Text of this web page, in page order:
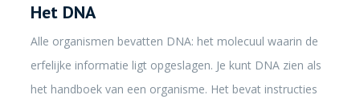
Het DNA
Alle organismen bevatten DNA: het molecuul waarin de
erfelijke informatie ligt opgeslagen. Je kunt DNA zien als
het handboek van een organisme. Het bevat instructies